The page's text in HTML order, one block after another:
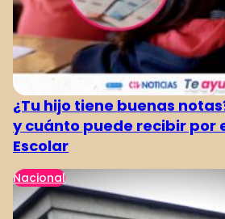
¿Tu hijo tiene buenas
y cuánto puede recibir por
Escolar
Nacional